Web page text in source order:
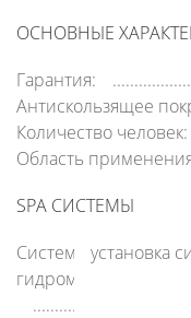
ОСНОВНЫЕ
Гарантия:
Антискользящее
Количество человек:
Область
SPA СИСТЕМЫ
Система
гидромассажа:
установка